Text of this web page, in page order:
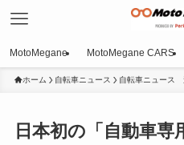
MotoMegane MotoMegane CARS
ホーム 自転車ニュース 自転車ニュース
日本初の「自動車専